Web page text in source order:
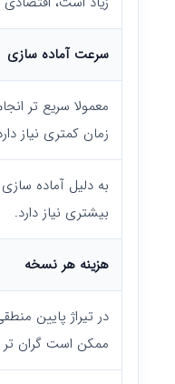
سرعت آماده سازی
معمولا سریع تر
زمان کمتری نیاز
به دلیل آماده
بیشتری نیاز دارد.
هزینه هر نسخه
در تیراژ پایین
ممکن است گران تر